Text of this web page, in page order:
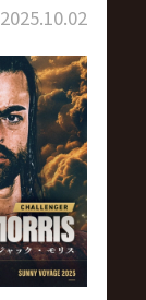
2025.10.02